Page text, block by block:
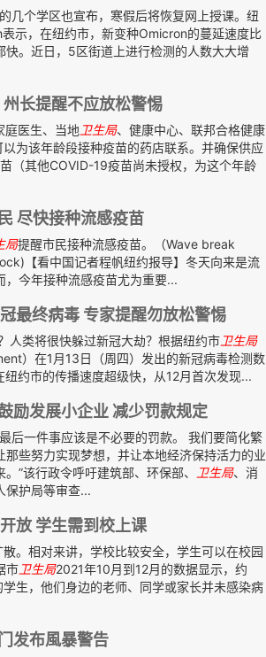
几个学区也宣布，寒假后将恢复网上授课。纽
示，在纽约市，新变种Omicron的蔓延速度比
快。近日，5区街道上进行检测的人数大大增
长提醒不应放松警惕
庭医生、当地 卫生局、健康中心、联邦合格健康
为该年龄段接种疫苗的药店联系。并确保供应
（其他COVID-19疫苗尚未授权，为这个年龄
尽快接种流感疫苗
局提醒市民接种流感疫苗。（Wave break
【看中国记者程帆纽约报导】冬天向来是流
，今年接种流感疫苗尤为重要...
最终病毒 专家提醒勿放松警惕
人类将很快躲过新冠大劫？根据纽约市 卫生局
）在1月13日（周四）发出的新冠病毒检测数
约市的传播速度超级快，从12月首次发现...
励发展小企业 减少罚款规定
后一件事应该是不必要的罚款。 我们要简化繁
那些努力实现梦想，并让本地经济保持活力的业
”该行政令呼吁建筑部、环保部、
卫生局、消
保护局等审查...
放 学生需到校上课
。相对来讲，学校比较安全，学生可以在校园
市 卫生局2021年10月到12月的数据显示，约
生，他们身边的老师、同学或家长并未感染病
发布風暴警告